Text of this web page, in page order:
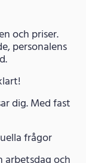
och priser.
personalens
dig. Med fast
frågor